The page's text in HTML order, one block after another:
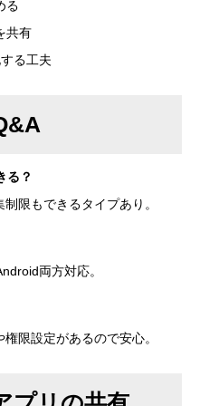
る
共有
る工夫
る？
限もできるタイプあり。
両方対応。
限設定があるので安心。